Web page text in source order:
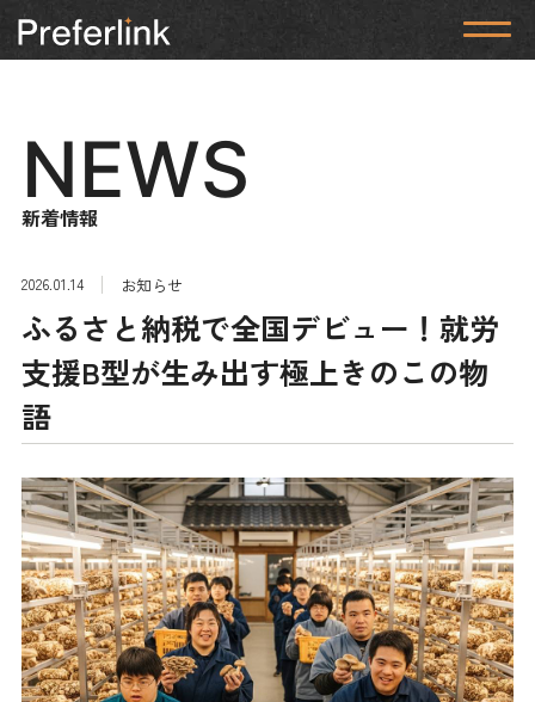
NEWS
新着情報
2026.01.14 お知らせ
ふるさと納税で全国デビュー！就労
支援B型が生み出す極上きのこの物
語